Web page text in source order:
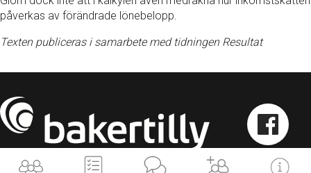
påverkas av förändrade lönebelopp.
Texten publiceras i samarbete med tidningen Resultat